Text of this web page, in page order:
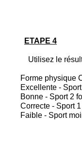
ETAPE 4
Utilisez le
Forme physique
Excellente -
Bonne - Sport
Correcte -
Faible - Sport